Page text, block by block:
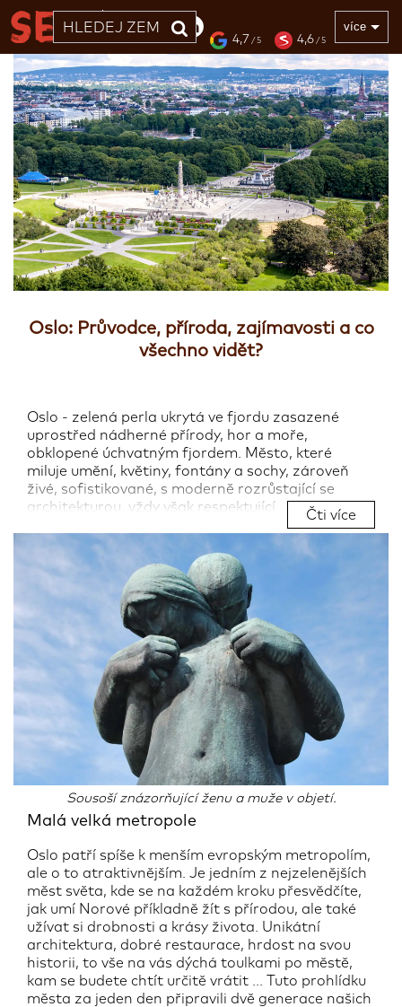
33 LET více
4,7 / 5 4,6 / 5
Oslo: Průvodce, příroda, zajímavosti a co
všechno vidět?
Oslo - zelená perla ukrytá ve fjordu zasazené
uprostřed nádherné přírody, hor a moře,
obklopené úchvatným fjordem. Město, které
miluje umění, květiny, fontány a sochy, zároveň
živé, sofistikované, s moderně rozrůstající se
architekturou, vždy však respektující
všudypřítomnou zeleň. I takové je hlavní město
Norska
. Pojďte se jím projít spolu s námi.
Autor: Zuzana Hábeková
19.02.2023
Čti více
Sousoší znázorňující ženu a muže v objetí.
Malá velká metropole
Oslo patří spíše k menším evropským metropolím,
ale o to atraktivnějším. Je jedním z nejzelenějších
měst světa, kde se na každém kroku přesvědčíte,
jak umí Norové příkladně žít s přírodou, ale také
užívat si drobnosti a krásy života. Unikátní
architektura, dobré restaurace, hrdost na svou
historii, to vše na vás dýchá toulkami po městě,
kam se budete chtít určitě vrátit ... Tuto prohlídku
města za jeden den připravili dvě generace našich